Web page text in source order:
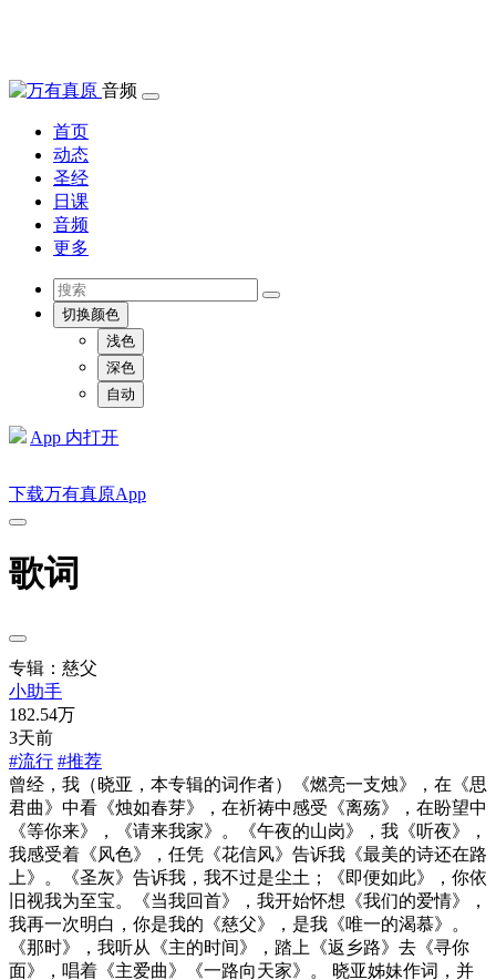
音频
首页
动态
圣经
日课
音频
更多
切换颜色
浅色
深色
自动
App 内打开
下载万有真原App
歌词
专辑：慈父
小助手
182.54万
3天前
#流行 #推荐
曾经，我（晓亚，本专辑的词作者）《燃亮一支烛》，在《思
君曲》中看《烛如春芽》，在祈祷中感受《离殇》，在盼望中
《等你来》，《请来我家》。《午夜的山岗》，我《听夜》，
我感受着《风色》，任凭《花信风》告诉我《最美的诗还在路
上》。《圣灰》告诉我，我不过是尘土；《即便如此》，你依
旧视我为至宝。《当我回首》，我开始怀想《我们的爱情》，
我再一次明白，你是我的《慈父》，是我《唯一的渴慕》。
《那时》，我听从《主的时间》，踏上《返乡路》去《寻你
面》，唱着《主爱曲》《一路向天家》。 晓亚姊妹作词，并